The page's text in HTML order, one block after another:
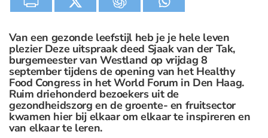
Van een gezonde leefstijl heb je je hele leven
plezier Deze uitspraak deed Sjaak van der Tak,
burgemeester van Westland op vrijdag 8
september tijdens de opening van het Healthy
Food Congress in het World Forum in Den Haag.
Ruim driehonderd bezoekers uit de
gezondheidszorg en de groente- en fruitsector
kwamen hier bij elkaar om elkaar te inspireren en
van elkaar te leren.